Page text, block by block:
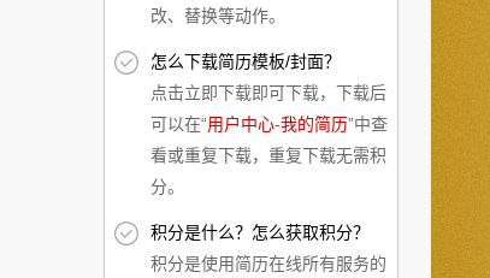
改、替换等动作。
怎么下载简历模板/封面？
点击立即下载即可下载，下载后
可以在“用户中心-我的简历”中查
看或重复下载，重复下载无需积
分。
积分是什么？怎么获取积分？
积分是使用简历在线所有服务的